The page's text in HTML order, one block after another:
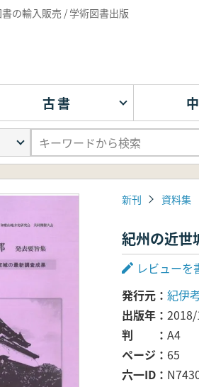
の輸入販売 / 学術図書出版
古書
新刊 資料集
紀州の近
レビューを
発行元
紀伊
出版年
判
A4
ページ
65
六一ID